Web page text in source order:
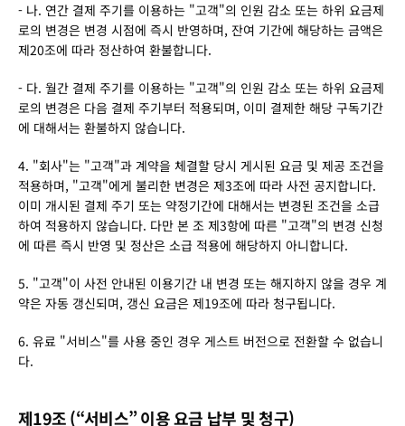
- 나. 연간 결제 주기를 이용하는 "고객"의 인원 감소 또는 하위 요금제
로의 변경은 변경 시점에 즉시 반영하며, 잔여 기간에 해당하는 금액은
제20조에 따라 정산하여 환불합니다.
- 다. 월간 결제 주기를 이용하는 "고객"의 인원 감소 또는 하위 요금제
로의 변경은 다음 결제 주기부터 적용되며, 이미 결제한 해당 구독기간
에 대해서는 환불하지 않습니다.
4. "회사"는 "고객"과 계약을 체결할 당시 게시된 요금 및 제공 조건을
적용하며, "고객"에게 불리한 변경은 제3조에 따라 사전 공지합니다.
이미 개시된 결제 주기 또는 약정기간에 대해서는 변경된 조건을 소급
하여 적용하지 않습니다. 다만 본 조 제3항에 따른 "고객"의 변경 신청
에 따른 즉시 반영 및 정산은 소급 적용에 해당하지 아니합니다.
5. "고객"이 사전 안내된 이용기간 내 변경 또는 해지하지 않을 경우 계
약은 자동 갱신되며, 갱신 요금은 제19조에 따라 청구됩니다.
6. 유료 "서비스"를 사용 중인 경우 게스트 버전으로 전환할 수 없습니
다.
제19조 (“서비스” 이용 요금 납부 및 청구)